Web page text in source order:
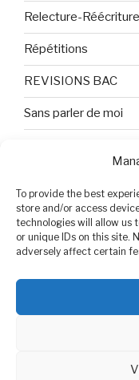
To provide the best
store and/or access
technologies will allow us
or unique IDs on this site.
adversely affect certain
Relecture-Réécriture
Répétitions
REVISIONS BAC
Sans parler de moi
Tristesse et attente
Variable complexe